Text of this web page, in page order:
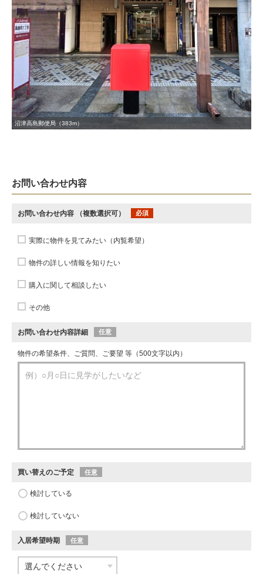
沼津高島郵便局（383m）
お問い合わせ内容
お問い合わせ内容 （複数選択可） 必須
実際に物件を見てみたい（内覧希望）
物件の詳しい情報を知りたい
購入に関して相談したい
その他
お問い合わせ内容詳細 任意
物件の希望条件、ご質問、ご要望 等（500文字以内）
買い替えのご予定 任意
検討している
検討していない
入居希望時期 任意